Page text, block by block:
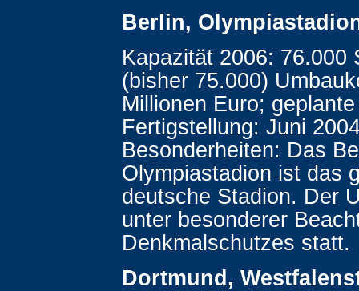
Berlin,
Kapazität 2006: 76.000
(bisher 75.000)
Millionen Euro; geplante
Fertigstellung: Juni
Besonderheiten: Das
Olympiastadion ist das
deutsche Stadion. Der
unter besonderer
Denkmalschutzes statt.
Dortmund,